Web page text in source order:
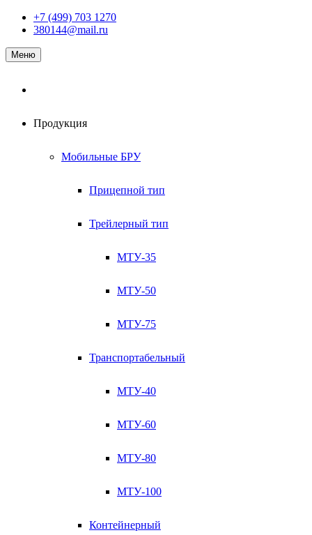
Наверх+7 (499) 703 1270
380144@mail.ru
Меню
Продукция
Мобильные БРУ
Прицепной тип
Трейлерный тип
МТУ-35
МТУ-50
МТУ-75
Транспортабельный
МТУ-40
МТУ-60
МТУ-80
МТУ-100
Контейнерный